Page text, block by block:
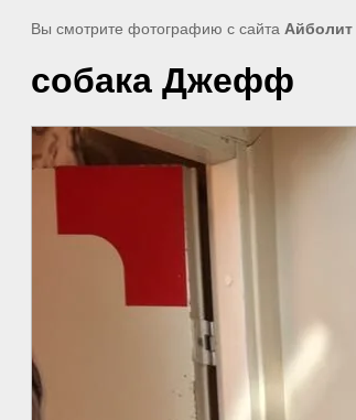
Вы смотрите фотографию с сайта Айболит
собака Джефф